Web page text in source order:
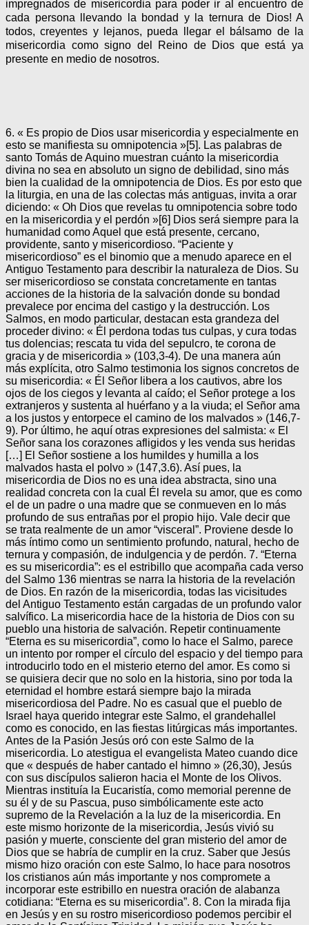
impregnados de misericordia para poder ir al encuentro de
cada persona llevando la bondad y la ternura de Dios! A
todos, creyentes y lejanos, pueda llegar el bálsamo de la
misericordia como signo del Reino de Dios que está ya
presente en medio de nosotros.
6. « Es propio de Dios usar misericordia y especialmente en esto se manifiesta su omnipotencia »[5]. Las palabras de santo Tomás de Aquino muestran cuánto la misericordia divina no sea en absoluto un signo de debilidad, sino más bien la cualidad de la omnipotencia de Dios. Es por esto que la liturgia, en una de las colectas más antiguas, invita a orar diciendo: « Oh Dios que revelas tu omnipotencia sobre todo en la misericordia y el perdón »[6] Dios será siempre para la humanidad como Aquel que está presente, cercano, providente, santo y misericordioso. “Paciente y misericordioso” es el binomio que a menudo aparece en el Antiguo Testamento para describir la naturaleza de Dios. Su ser misericordioso se constata concretamente en tantas acciones de la historia de la salvación donde su bondad prevalece por encima del castigo y la destrucción. Los Salmos, en modo particular, destacan esta grandeza del proceder divino: « Él perdona todas tus culpas, y cura todas tus dolencias; rescata tu vida del sepulcro, te corona de gracia y de misericordia » (103,3-4). De una manera aún más explícita, otro Salmo testimonia los signos concretos de su misericordia: « Él Señor libera a los cautivos, abre los ojos de los ciegos y levanta al caído; el Señor protege a los extranjeros y sustenta al huérfano y a la viuda; el Señor ama a los justos y entorpece el camino de los malvados » (146,7-9). Por último, he aquí otras expresiones del salmista: « El Señor sana los corazones afligidos y les venda sus heridas […] El Señor sostiene a los humildes y humilla a los malvados hasta el polvo » (147,3.6). Así pues, la misericordia de Dios no es una idea abstracta, sino una realidad concreta con la cual Él revela su amor, que es como el de un padre o una madre que se conmueven en lo más profundo de sus entrañas por el propio hijo. Vale decir que se trata realmente de un amor “visceral”. Proviene desde lo más íntimo como un sentimiento profundo, natural, hecho de ternura y compasión, de indulgencia y de perdón. 7. “Eterna es su misericordia”: es el estribillo que acompaña cada verso del Salmo 136 mientras se narra la historia de la revelación de Dios. En razón de la misericordia, todas las vicisitudes del Antiguo Testamento están cargadas de un profundo valor salvífico. La misericordia hace de la historia de Dios con su pueblo una historia de salvación. Repetir continuamente “Eterna es su misericordia”, como lo hace el Salmo, parece un intento por romper el círculo del espacio y del tiempo para introducirlo todo en el misterio eterno del amor. Es como si se quisiera decir que no solo en la historia, sino por toda la eternidad el hombre estará siempre bajo la mirada misericordiosa del Padre. No es casual que el pueblo de Israel haya querido integrar este Salmo, el grandehallel como es conocido, en las fiestas litúrgicas más importantes. Antes de la Pasión Jesús oró con este Salmo de la misericordia. Lo atestigua el evangelista Mateo cuando dice que « después de haber cantado el himno » (26,30), Jesús con sus discípulos salieron hacia el Monte de los Olivos. Mientras instituía la Eucaristía, como memorial perenne de su él y de su Pascua, puso simbólicamente este acto supremo de la Revelación a la luz de la misericordia. En este mismo horizonte de la misericordia, Jesús vivió su pasión y muerte, consciente del gran misterio del amor de Dios que se habría de cumplir en la cruz. Saber que Jesús mismo hizo oración con este Salmo, lo hace para nosotros los cristianos aún más importante y nos compromete a incorporar este estribillo en nuestra oración de alabanza cotidiana: “Eterna es su misericordia”. 8. Con la mirada fija en Jesús y en su rostro misericordioso podemos percibir el amor de la Santísima Trinidad. La misión que Jesús ha recibido del Padre ha sido la de revelar el misterio del amor divino en plenitud. « Dios es amor » (1 Jn 4,8.16), afirma por la primera y única vez en toda la Sagrada Escritura el evangelista Juan. Este amor se ha hecho ahora visible y tangible en toda la vida de Jesús. Su persona no es otra cosa sino amor. Un amor que se dona y ofrece gratuitamente. Sus relaciones con las personas que se le acercan dejan ver algo único e irrepetible. Los signos que realiza, sobre todo hacia los pecadores, hacia las personas pobres, excluidas, enfermas y sufrientes llevan consigo el distintivo de la misericordia. En él todo habla de misericordia. Nada en Él es falto de compasión. Jesús, delante a la multitud de personas que lo seguían, viendo que estaban cansadas y extenuadas, pérdidas y sin guía, sintió desde la profundo del corazón una intensa compasión por ellas (cfr Mt 9,36). A causa de este amor compasivo curó los enfermos que le presentaban (cfr Mt 14,14) y con pocos panes y peces calmó el hambre de grandes muchedumbres (cfr Mt 15,37). Lo que movía a Jesús en todas las circunstancias no era sino la misericordia, con la cual leía el corazón de los interlocutores y respondía a sus necesidades más reales. Cuando encontró la viuda de Naim, que llevaba su único hijo al sepulcro, sintió gran compasión por el inmenso dolor de la madre en lágrimas, y le devolvió a su hijo resucitándolo de la muerte (cfr Lc 7,15). Después de haber liberado el endemoniado de Gerasa, le confía esta misión: « Anuncia todo lo que el Señor te ha hecho y la misericordia que ha obrado contigo » (Mc 5,19). También la vocación de Mateo se coloca en el horizonte de la misericordia. Pasando delante del banco de los impuestos, los ojos de Jesús se posan sobre los de Mateo. Era una mirada cargada de misericordia que perdonaba los pecados de aquel hombre y, venciendo la resistencia de los otros discípulos, lo escoge a él, el pecador y publicano, para que sea uno de los Doce. San Beda el Venerable, comentando esta escena del Evangelio, escribió que Jesús miró a Mateo con amor misericordioso y lo eligió: miserando atque eligendo[7]. Siempre me ha cautivado esta expresión, tanto que quise hacerla mi propio lema. 9. En las parábolas dedicadas a la misericordia, Jesús revela la naturaleza de Dios como la de un Padre que jamás se da por vencido hasta tanto no haya disuelto el pecado y superado el rechazo con la compasión y la misericordia. Conocemos estas parábolas; tres en particular: la de la oveja perdida y de la moneda extraviada, y la del padre y los dos hijos (cfr Lc 15,1-32). En estas parábolas, Dios es presentado siempre lleno de alegría, sobre todo cuando perdona. En ellas encontramos el núcleo del Evangelio y de nuestra fe, porque la misericordia se muestra como la fuerza que todo vence, que llena de amor el corazón y que consuela con el perdón. De otra parábola, además, podemos extraer una enseñanza para nuestro estilo de vida cristiano. Provocado por la pregunta de Pedro acerca de cuántas veces fuese necesario perdonar, Jesús responde: « No te digo hasta siete, sino hasta setenta veces siete » (Mt 18,22) y pronunció la parábola del “siervo despiadado”. Este, llamado por el patrón a restituir una grande suma, lo suplica de rodillas y el patrón le condona la deuda. Pero inmediatamente encuentra otro siervo como él que le debía unos pocos centésimos, el cual le suplica de rodillas que tenga piedad, pero él se niega y lo hace encarcelar. Entonces el patrón, advertido del hecho, se irrita mucho y volviendo a llamar aquel siervo le dice: « ¿No debías también tú tener compasión de tu compañero, como yo me compadecí de ti? » (Mt 18,33). Y Jesús concluye: « Lo mismo hará también mi Padre celestial con ustedes, si no perdonan de corazón a sus hermanos » (Mt 18,35). La parábola ofrece una profunda enseñanza a cada uno de nosotros. Jesús afirma que la misericordia no es solo el obrar del Padre, sino que ella se convierte en el criterio para saber quiénes son realmente sus hijos. Así entonces, estamos llamados a vivir de misericordia, porque a nosotros en primer lugar se nos ha aplicado misericordia. El perdón de las ofensas deviene la expresión más evidente del amor misericordioso y para nosotros cristianos es un imperativo del que no podemos prescindir. ¡Cómo es difícil muchas veces perdonar! Y, sin embargo, el perdón es el instrumento puesto en nuestras frágiles manos para alcanzar la serenidad del corazón. Dejar caer el rencor, la rabia, la violencia y la venganza son condiciones necesarias para vivir felices. Acojamos entonces la exhortación del Apóstol: « No permitan que la noche los sorprenda enojados » (Ef 4,26). Y sobre todo escuchemos la palabra de Jesús que ha señalado la misericordia como ideal de vida y como criterio de credibilidad de nuestra fe. « Dichosos los misericordiosos, porque encontrarán misericordia » (Mt 5,7) es la bienaventuranza en la que hay que inspirarse durante este Año Santo. Como se puede notar, la misericordia en la Sagrada Escritura es la palabra clave para indicar el actuar de Dios hacia nosotros. Él no se limita a afirmar su amor, sino que lo hace visible y tangible. El amor, después de todo, nunca podrá ser una palabra abstracta. Por su misma naturaleza es vida concreta: intenciones, actitudes, comportamientos que se verifican en el vivir cotidiano. La misericordia de Dios es su responsabilidad por nosotros. Él se siente responsable, es decir, desea nuestro bien y quiere vernos felices, colmados de alegría y serenos. Es sobre esta misma amplitud de onda que se debe orientar el amor misericordioso de los cristianos. Como ama el Padre, así aman los hijos. Como Él es misericordioso, así estamos nosotros llamados a ser misericordiosos los unos con los otros. 10. La misericordia es la viga maestra que sostiene la vida de la Iglesia. Todo en su acción pastoral debería estar revestido por la ternura con la que se dirige a los creyentes; nada en su anuncio y en su testimonio hacia el mundo puede carecer de misericordia. La credibilidad de la Iglesia pasa a través del camino del amor misericordioso y compasivo. La Iglesia « vive un deseo inagotable de brindar misericordia »[8]. Tal vez por mucho tiempo nos hemos olvidado de indicar y de an